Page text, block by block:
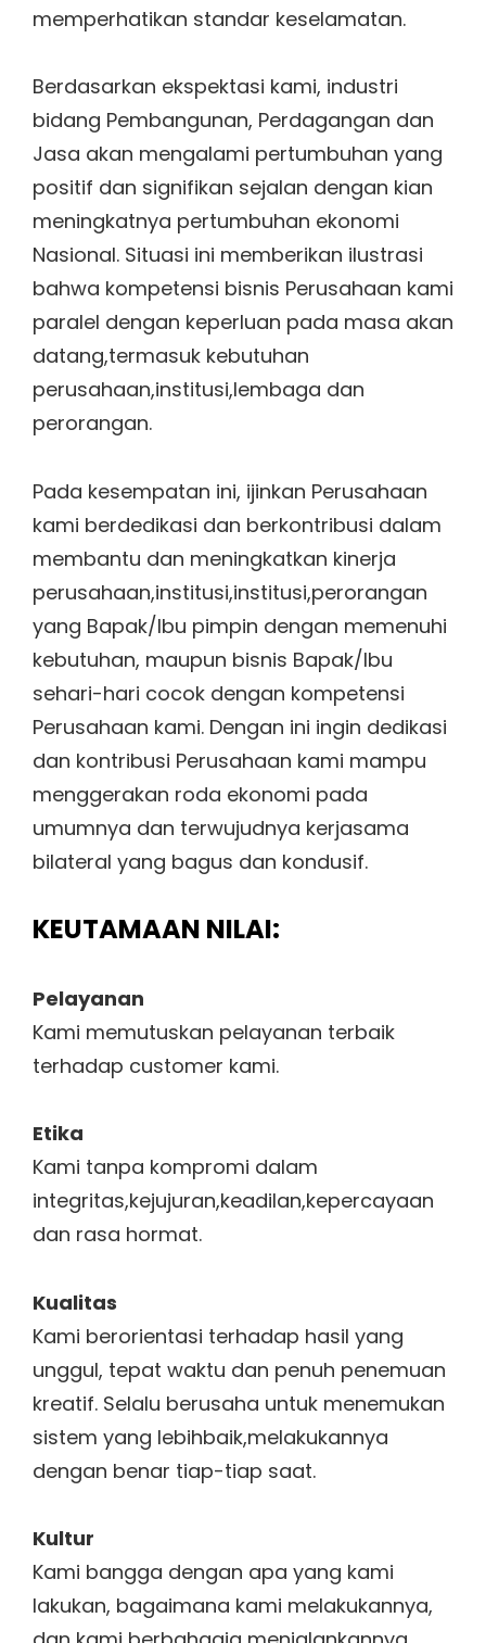
memperhatikan standar keselamatan.
Berdasarkan ekspektasi kami, industri
bidang Pembangunan, Perdagangan dan
Jasa akan mengalami pertumbuhan yang
positif dan signifikan sejalan dengan kian
meningkatnya pertumbuhan ekonomi
Nasional. Situasi ini memberikan ilustrasi
bahwa kompetensi bisnis Perusahaan kami
paralel dengan keperluan pada masa akan
datang,termasuk kebutuhan
perusahaan,institusi,lembaga dan
perorangan.
Pada kesempatan ini, ijinkan Perusahaan
kami berdedikasi dan berkontribusi dalam
membantu dan meningkatkan kinerja
perusahaan,institusi,institusi,perorangan
yang Bapak/Ibu pimpin dengan memenuhi
kebutuhan, maupun bisnis Bapak/Ibu
sehari-hari cocok dengan kompetensi
Perusahaan kami. Dengan ini ingin dedikasi
dan kontribusi Perusahaan kami mampu
menggerakan roda ekonomi pada
umumnya dan terwujudnya kerjasama
bilateral yang bagus dan kondusif.
KEUTAMAAN NILAI:
Pelayanan
Kami memutuskan pelayanan terbaik
terhadap customer kami.
Etika
Kami tanpa kompromi dalam
integritas,kejujuran,keadilan,kepercayaan
dan rasa hormat.
Kualitas
Kami berorientasi terhadap hasil yang
unggul, tepat waktu dan penuh penemuan
kreatif. Selalu berusaha untuk menemukan
sistem yang lebihbaik,melakukannya
dengan benar tiap-tiap saat.
Kultur
Kami bangga dengan apa yang kami
lakukan, bagaimana kami melakukannya,